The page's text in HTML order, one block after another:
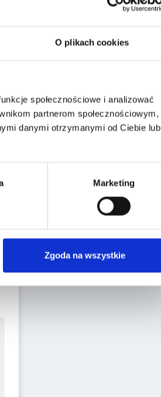
O plikach cookies
społecznościowe i analizować
partnerom społecznościowym,
danymi otrzymanymi od Ciebie lub
Marketing
Zgoda na wszystkie